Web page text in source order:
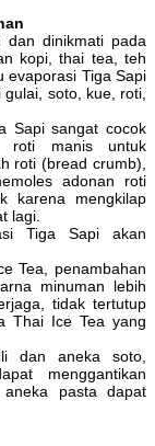
dan dinikmati pada
kopi, thai tea, teh
evaporasi Tiga Sapi
soto, kue, roti,
Sapi sangat cocok
roti manis untuk
roti (bread crumb),
adonan roti
karena mengkilap
lagi.
Tiga Sapi akan
Tea, penambahan
minuman lebih
tidak tertutup
Thai Ice Tea yang
dan aneka soto,
menggantikan
pasta dapat